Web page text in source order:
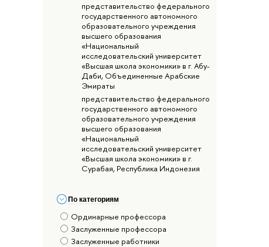
представительство федерального
государственного автономного
образовательного учреждения
высшего образования
«Национальный
исследовательский университет
«Высшая школа экономики» в г. Абу-
Даби, Объединенные Арабские
Эмираты
представительство федерального
государственного автономного
образовательного учреждения
высшего образования
«Национальный
исследовательский университет
«Высшая школа экономики» в г.
Сурабая, Республика Индонезия
По категориям
Ординарные профессора
Заслуженные профессора
Заслуженные работники